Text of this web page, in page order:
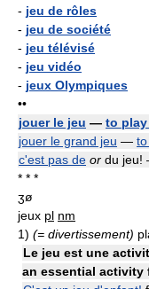
- jeu de rôles
- jeu de société
- jeu télévisé
- jeu vidéo
- jeux Olympiques
••
jouer le jeu — to play
jouer le grand jeu —
c'est pas de or du
* * *
ʒø
jeux pl nm
1) (= divertissement)
Le jeu est une
an essential activity